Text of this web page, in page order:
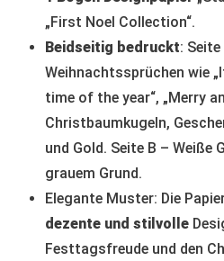
„First Noel Collection“.
Beidseitig bedruckt:
Weihnachtssprüchen wie
time of the year“, „Merry
Christbaumkugeln,
und Gold. Seite B – Weiße
grauem Grund.
Elegante Muster: Die
dezente und stilvolle
Festtagsfreude und den